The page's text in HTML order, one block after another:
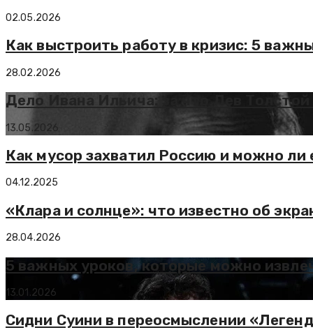
02.05.2026
Как выстроить работу в кризис: 5
28.02.2026
Дело Ивана Ильича: за что Лев
13.05.2026
Как мусор захватил Россию и можно ли
04.12.2025
«Клара и солнце»: что известно об
28.04.2026
5 важных уроков, которые можно
13.01.2026
Сидни Суини в переосмыслении